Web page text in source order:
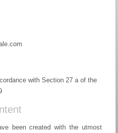
with Section 27 a of the
been created with the utmost